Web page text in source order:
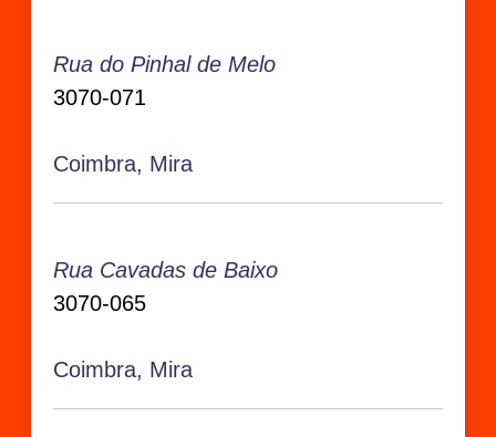
Rua do Pinhal de Melo
3070-071
Coimbra, Mira
Rua Cavadas de Baixo
3070-065
Coimbra, Mira